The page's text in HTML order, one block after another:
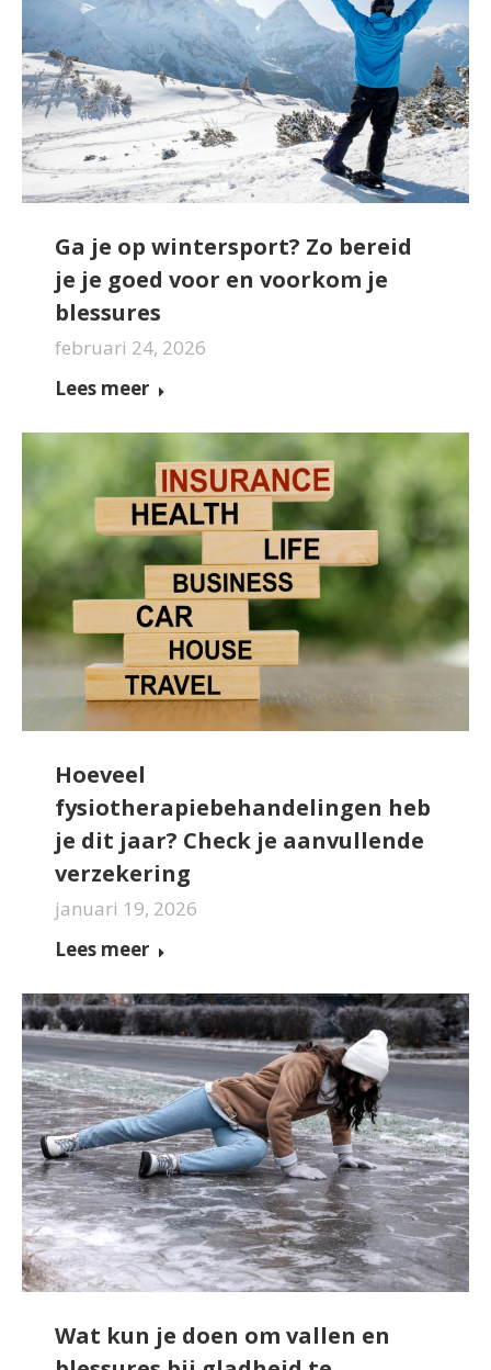
Ga je op wintersport? Zo bereid
je je goed voor en voorkom je
blessures
februari 24, 2026
Lees meer
Hoeveel
fysiotherapiebehandelingen heb
je dit jaar? Check je aanvullende
verzekering
januari 19, 2026
Lees meer
Wat kun je doen om vallen en